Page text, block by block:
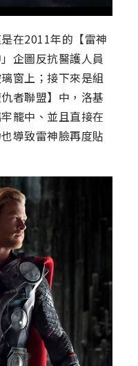
在2011年的【雷神
企圖反抗醫護人員
窗上；接下來是組
者聯盟】中，洛基
籠中、並且直接在
導致雷神臉再度貼